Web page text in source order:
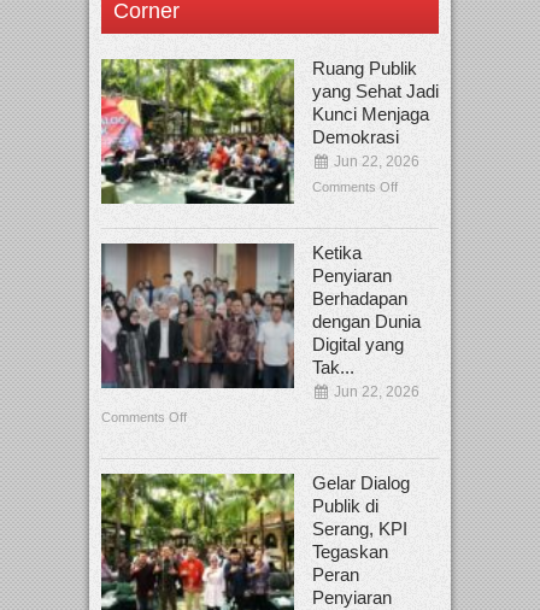
Corner
Ruang Publik
yang Sehat Jadi
Kunci Menjaga
Demokrasi
Jun 22, 2026
Comments Off
Ketika
Penyiaran
Berhadapan
dengan Dunia
Digital yang
Tak...
Jun 22, 2026
Comments Off
Gelar Dialog
Publik di
Serang, KPI
Tegaskan
Peran
Penyiaran